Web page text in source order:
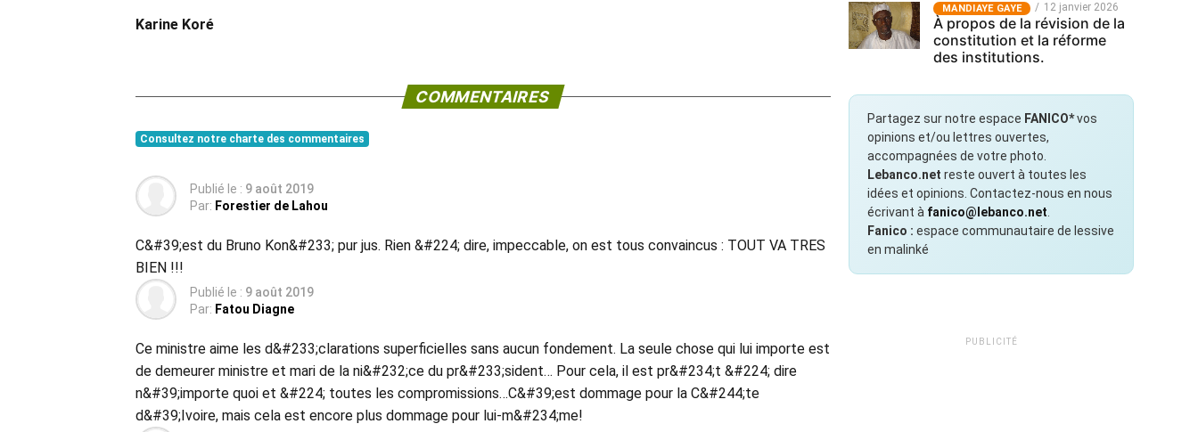
Karine Koré
COMMENTAIRES
Consultez notre charte des commentaires
Publié le : 9 août 2019
Par: Forestier de Lahou
C&#39;est du Bruno Kon&#233; pur jus. Rien &#224; dire, impeccable, on est tous convaincus : TOUT VA TRES
BIEN !!!
Publié le : 9 août 2019
Par: Fatou Diagne
Ce ministre aime les d&#233;clarations superficielles sans aucun fondement. La seule chose qui lui importe est
de demeurer ministre et mari de la ni&#232;ce du pr&#233;sident… Pour cela, il est pr&#234;t &#224; dire
n&#39;importe quoi et &#224; toutes les compromissions…C&#39;est dommage pour la C&#244;te
d&#39;Ivoire, mais cela est encore plus dommage pour lui-m&#234;me!
MANDIAYE GAYE 12 janvier 2026
À propos de la révision de la
constitution et la réforme
des institutions.
Partagez sur notre espace FANICO*vos
opinions et/ou lettres ouvertes,
accompagnées de votre photo.
Lebanco.net reste ouvert à toutes les
idées et opinions. Contactez-nous en nous
écrivant à fanico@lebanco.net
Fanico : espace communautaire de lessive
en malinké
PUBLICITÉ